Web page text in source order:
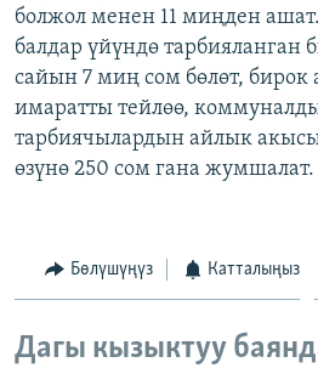
болжол менен 11 миңден
балдар үйүндө тарбияланган
сайын 7 миң сом бөлөт,
имаратты тейлөө,
тарбиячылардын айлык
өзүнө 250 сом гана
Бөлүшүңүз Катталыңыз
Дагы кызыктуу